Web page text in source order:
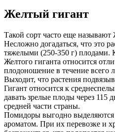
Желтый гигант
Такой сорт часто еще
Несложно догадаться, что это
тяжелыми (250-350 г) плодами.
Желтого гиганта относится
плодоношение в течение всего
Выходит, что растения
Гигант относится к
давать зрелые плоды через 115
средней части страны.
Помидоры выгодно
ароматом. При их перевозке и